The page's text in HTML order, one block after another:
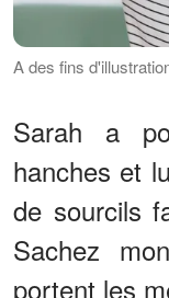
A des fins
Sarah a
hanches et
de sourcils
Sachez
portent les